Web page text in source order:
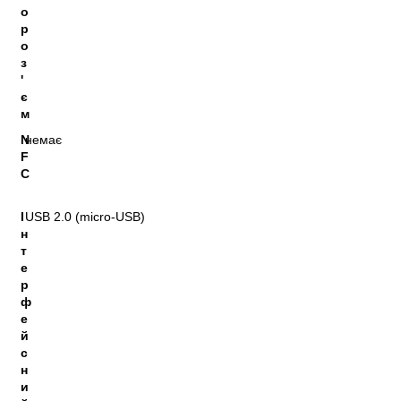
о
р
о
з
'
є
м
N
F
C
немає
І
н
т
е
р
ф
е
й
с
н
и
USB 2.0 (micro-USB)